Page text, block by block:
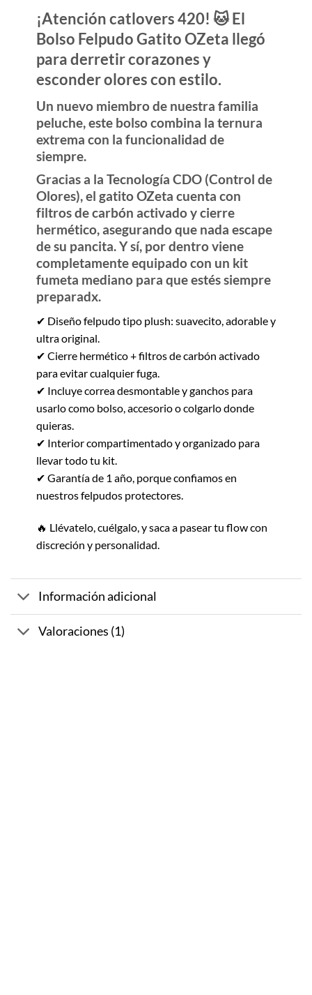
¡Atención catlovers 420! 🐱 El
Bolso Felpudo Gatito OZeta llegó
para derretir corazones y
esconder olores con estilo.
Un nuevo miembro de nuestra familia
peluche, este bolso combina la ternura
extrema con la funcionalidad de
siempre.
Gracias a la Tecnología CDO(Control de
Olores), el gatito OZeta cuenta con
filtros de carbón activado y cierre
hermético, asegurando que nada escape
de su pancita. Y sí, por dentro viene
completamente equipado con un kit
fumeta medianopara que estés siempre
preparadx.
✔ Diseño felpudo tipo plush: suavecito, adorable y
ultra original.
✔ Cierre hermético + filtros de carbón activado
para evitar cualquier fuga.
✔ Incluye correa desmontable y ganchos para
usarlo como bolso, accesorio o colgarlo donde
quieras.
✔ Interior compartimentado y organizado para
llevar todo tu kit.
✔ Garantía de 1 año, porque confiamos en
nuestros felpudos protectores.
🔥 Llévatelo, cuélgalo, y saca a pasear tu flow con
discreción y personalidad.
Información adicional
Valoraciones (1)